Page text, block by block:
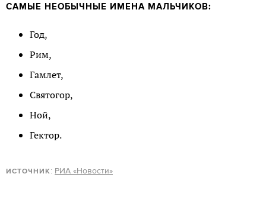
САМЫЕ НЕОБЫЧНЫЕ ИМЕНА МАЛЬЧИКОВ:
Год,
Рим,
Гамлет,
Святогор,
Ной,
Гектор.
ИСТОЧНИК: РИА «Новости»